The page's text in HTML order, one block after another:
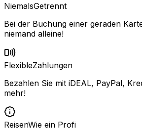
NiemalsGetrennt
Bei der Buchung einer geraden
niemand alleine!
FlexibleZahlungen
Bezahlen Sie mit iDEAL, PayPal,
mehr!
ReisenWie ein Profi